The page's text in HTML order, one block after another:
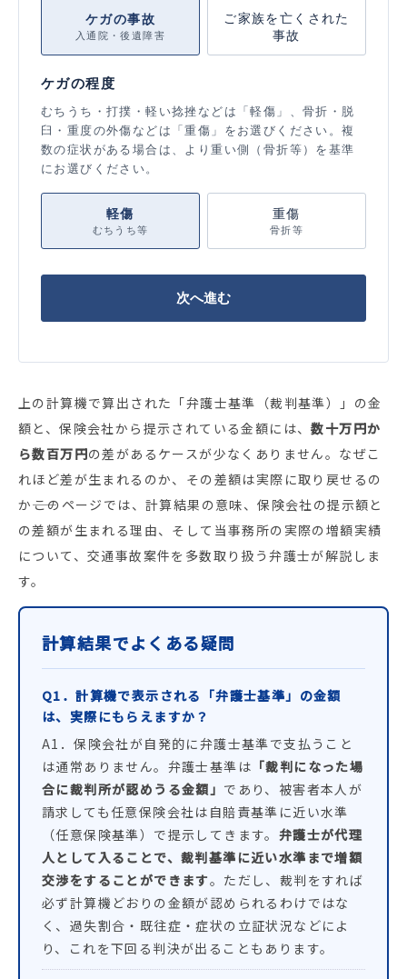
ケガの事故
入通院・後遺障害
ご家族を亡くされた
事故
ケガの程度
むちうち・打撲・軽い捻挫などは「軽傷」、骨折・脱
臼・重度の外傷などは「重傷」をお選びください。複
数の症状がある場合は、より重い側（骨折等）を基準
にお選びください。
軽傷
むちうち等
重傷
骨折等
次へ進む
上の計算機で算出された「弁護士基準（裁判基準）」の金
額と、保険会社から提示されている金額には、数十万円か
ら数百万円の差があるケースが少なくありません。なぜこ
れほど差が生まれるのか、その差額は実際に取り戻せるの
か――このページでは、計算結果の意味、保険会社の提示額と
の差額が生まれる理由、そして当事務所の実際の増額実績
について、交通事故案件を多数取り扱う弁護士が解説しま
す。
計算結果でよくある疑問
Q1．計算機で表示される「弁護士基準」の金額
は、実際にもらえますか？
A1．保険会社が自発的に弁護士基準で支払うこと
は通常ありません。弁護士基準は 「裁判になった場
合に裁判所が認めうる金額」 であり、被害者本人が
請求しても任意保険会社は自賠責基準に近い水準
（任意保険基準）で提示してきます。 弁護士が代理
人として入ることで、裁判基準に近い水準まで増額
交渉をすることができます。ただし、裁判をすれば
必ず計算機どおりの金額が認められるわけではな
く、過失割合・既往症・症状の立証状況などによ
り、これを下回る判決が出ることもあります。